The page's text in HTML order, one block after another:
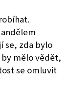
se, zda bylo
mělo vědět,
se omluvit